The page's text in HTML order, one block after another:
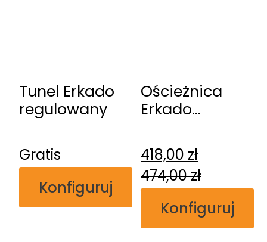
Tunel Erkado
regulowany
Gratis
Konfiguruj
Ościeżnica
Erkado
przylgowa
418,00 zł
474,00zł
Konfiguruj